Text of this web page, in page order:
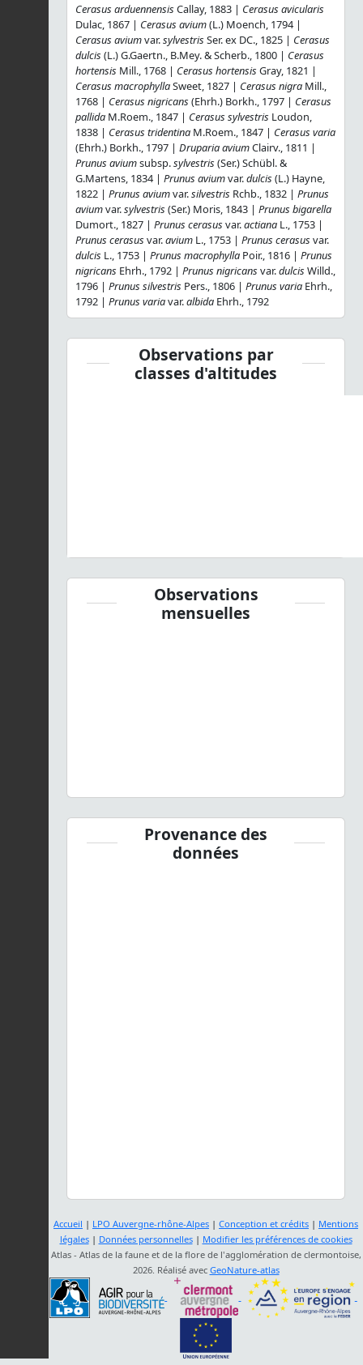
Cerasus arduennensis Callay, 1883 | Cerasus avicularis
Dulac, 1867 | Cerasus avium(L.) Moench, 1794 |
Cerasus aviumvar.sylvestris Ser. ex DC., 1825 | Cerasus
dulcis (L.) G.Gaertn., B.Mey. & Scherb., 1800 | Cerasus
hortensis Mill., 1768 | Cerasus hortensis Gray, 1821 |
Cerasus macrophyllaSweet, 1827 | Cerasus nigra Mill.,
1768 | Cerasus nigricans (Ehrh.) Borkh., 1797 | Cerasus
pallida M.Roem., 1847 | Cerasus sylvestris Loudon,
1838 | Cerasus tridentina M.Roem., 1847 | Cerasus varia
(Ehrh.) Borkh., 1797 | Druparia aviumClairv., 1811 |
Prunus aviumsubsp.sylvestris (Ser.) Schübl. &
G.Martens, 1834 | Prunus aviumvar.dulcis (L.) Hayne,
1822 | Prunus aviumvar.silvestris Rchb., 1832 | Prunus
aviumvar.sylvestris (Ser.) Moris, 1843 | Prunus bigarella
Dumort., 1827 | Prunus cerasus var.actiana L., 1753 |
Prunus cerasus var.avium L., 1753 | Prunus cerasus var.
dulcis L., 1753 | Prunus macrophylla Poir., 1816 | Prunus
nigricans Ehrh., 1792 | Prunus nigricans var.dulcis Willd.,
1796 | Prunus silvestris Pers., 1806 | Prunus varia Ehrh.,
1792 | Prunus variavar.albida Ehrh., 1792
Observations par
classes d'altitudes
Observations
mensuelles
Provenance des
données
Accueil | LPO Auvergne-rhône-Alpes | Conception et crédits | Mentions
légales| Données personnelles| Modifier les préférences de cookies
Atlas - Atlas de la faune et de la flore de l'agglomération de clermontoise,
2026. Réalisé avec GeoNature-atlas